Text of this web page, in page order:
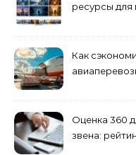
ресурсы
Как
Оценка 360
звена: